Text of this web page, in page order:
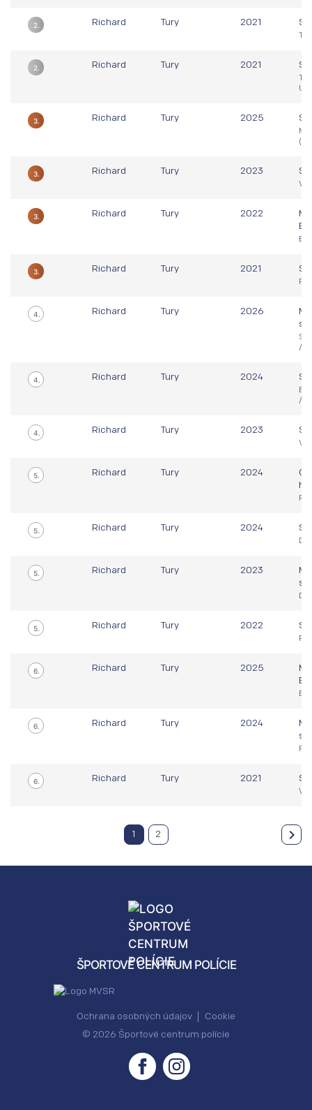
2. Richard Tury 2021
2. Richard Tury 2021
3. Richard Tury 2025
3. Richard Tury 2023
3. Richard Tury 2022
3. Richard Tury 2021
4. Richard Tury 2026
/
4. Richard Tury 2024
/
4. Richard Tury 2023
5. Richard Tury 2024
hry
5. Richard Tury 2024
5. Richard Tury 2023
5. Richard Tury 2022
6. Richard Tury 2025
6. Richard Tury 2024
6. Richard Tury 2021
1 2
ŠPORTOVÉ CENTRUM POLÍCIE
Ochrana osobných údajov
Cookie
© 2026 Športové centrum polície